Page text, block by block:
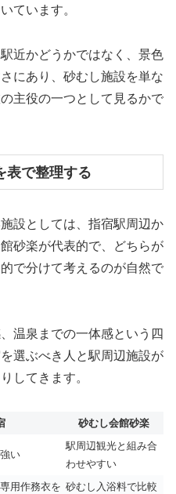
ています。
近かどうかではなく、景色
にあり、砂むし施設を単な
主役の一つとして見るかで
表で整理する
設としては、指宿駅周辺か
砂楽が代表的で、どちらが
で分けて考えるのが自然で
温泉までの一体感という四
選ぶべき人と駅周辺施設が
してきます。
砂むし会館砂楽
い
駅周辺観光と組み合
わせやすい
用作務衣を 砂むし入浴料で比較